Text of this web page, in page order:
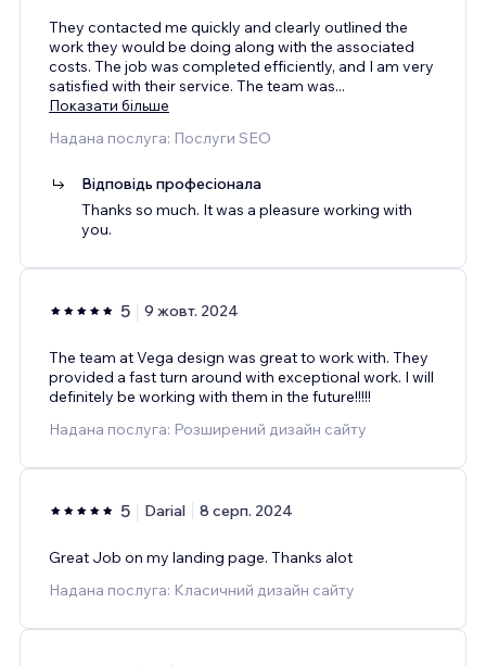
They contacted me quickly and clearly outlined the
work they would be doing along with the associated
costs. The job was completed efficiently, and I am very
satisfied with their service. The team was...
Показати більше
Надана послуга: Послуги SEO
Відповідь професіонала
Thanks so much. It was a pleasure working with
you.
5 9 жовт. 2024
The team at Vega design was great to work with. They
provided a fast turn around with exceptional work. I will
definitely be working with them in the future!!!!!
Надана послуга: Розширений дизайн сайту
5 Darial 8 серп. 2024
Great Job on my landing page. Thanks alot
Надана послуга: Класичний дизайн сайту